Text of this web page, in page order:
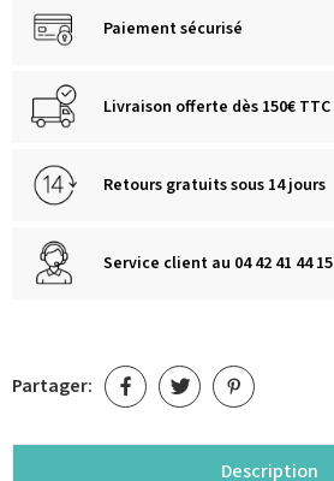
Paiement sécurisé
Livraison offerte dès 150€ TTC
Retours gratuits sous 14 jours
Service client au 04 42 41 44 15
Partager:
Description